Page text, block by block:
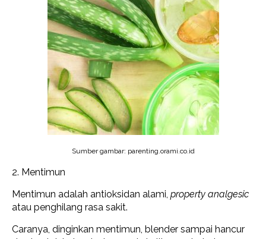
Sumber gambar: parenting.orami.co.id
2. Mentimun
Mentimun adalah antioksidan alami, property analgesic
atau penghilang rasa sakit.
Caranya, dinginkan mentimun, blender sampai hancur